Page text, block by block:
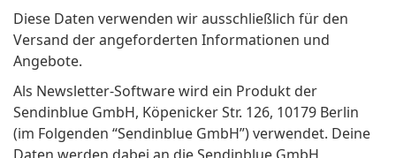
Diese Daten verwenden wir ausschließlich für den
Versand der angeforderten Informationen und
Angebote.
Als Newsletter-Software wird ein Produkt der
Sendinblue GmbH, Köpenicker Str. 126, 10179 Berlin
(im Folgenden “Sendinblue GmbH”) verwendet. Deine